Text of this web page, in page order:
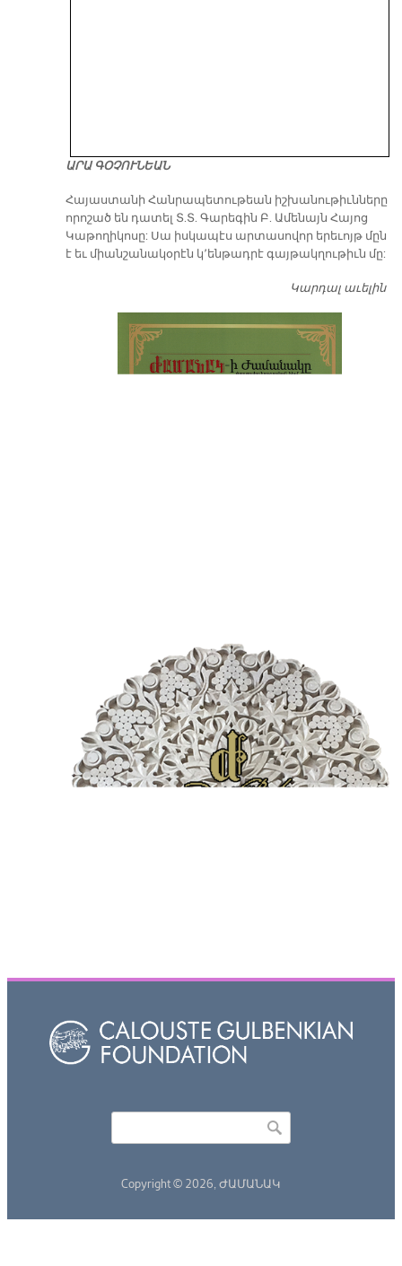
ԱՐԱ ԳՕՉՈՒՆԵԱՆ
​Հայաստանի Հանրապետութեան իշխանութիւնները
որոշած են դատել Տ.Տ. Գարեգին Բ. Ամենայն Հայոց
Կաթողիկոսը: Սա իսկապէս արտասովոր երեւոյթ մըն
է եւ միանշանակօրէն կ՚ենթադրէ գայթակղութիւն մը:
Կարդալ աւելին
Copyright © 2026, ԺԱՄԱՆԱԿ